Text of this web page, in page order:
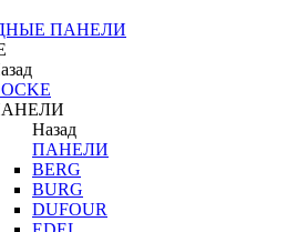
ПАНЕЛИ
Назад
ПАНЕЛИ
BERG
BURG
DUFOUR